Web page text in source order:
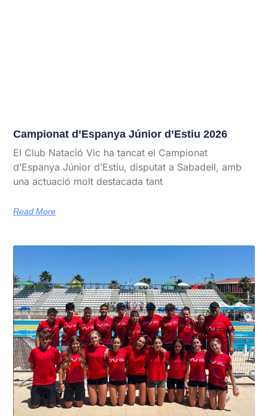
Campionat d’Espanya Júnior d’Estiu 2026
El Club Natació Vic ha tancat el Campionat
d’Espanya Júnior d’Estiu, disputat a Sabadell, amb
una actuació molt destacada tant
Read More